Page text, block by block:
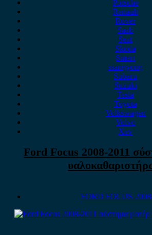
Porsche
Renault
Rover
Saab
Seat
Skoda
Smart
ssangyong
Subaru
Suzuki
Tesla
Toyota
Volkswagen
Volvo
Xev
Ford Focus 2008-2011
FORD FOCUS